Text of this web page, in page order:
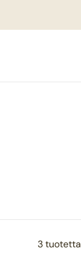
3 tuotetta